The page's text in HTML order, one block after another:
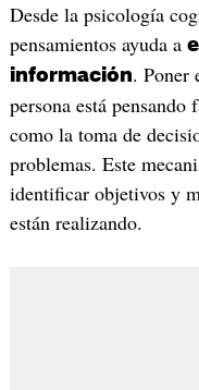
Desde la psicología
pensamientos ayuda a
información. Poner
persona está
como la toma de
problemas. Este
identificar objetivos y
están realizando.